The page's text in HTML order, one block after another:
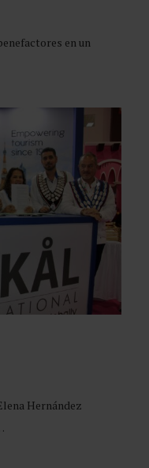
en un
Hernández